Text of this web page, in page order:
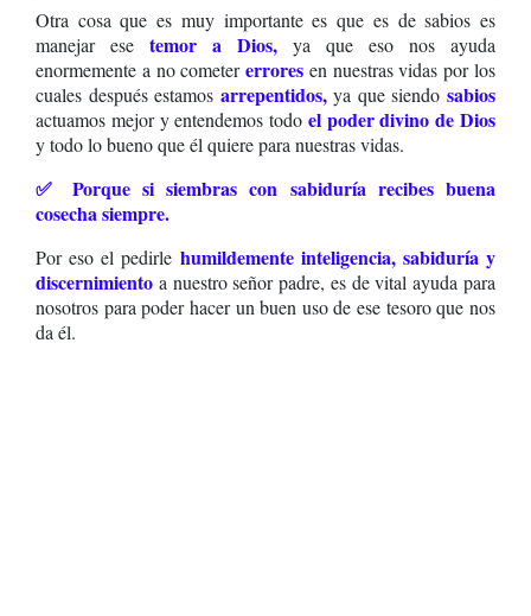
Otra cosa que es muy importante es que es de sabios es
manejar ese temor a Dios, ya que eso nos ayuda
enormemente a no cometererrores en nuestras vidas por los
cuales después estamos arrepentidos,ya que siendo sabios
actuamos mejor y entendemos todo el poder divino de Dios
y todo lo bueno que él quiere para nuestras vidas.
✅ Porque si siembras con sabiduría recibes buena
cosecha siempre.
Por eso el pedirle humildemente inteligencia, sabiduríay
discernimiento a nuestro señor padre, es de vital ayuda para
nosotros para poder hacer un buen uso de ese tesoro que nos
da él.